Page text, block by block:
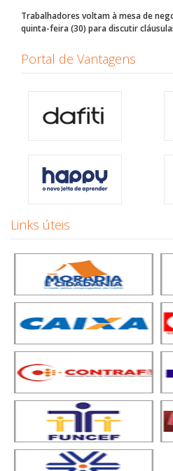
Trabalhadores voltam à mesa de
quinta-feira (30) para discutir
Portal de Vantagens
Links úteis